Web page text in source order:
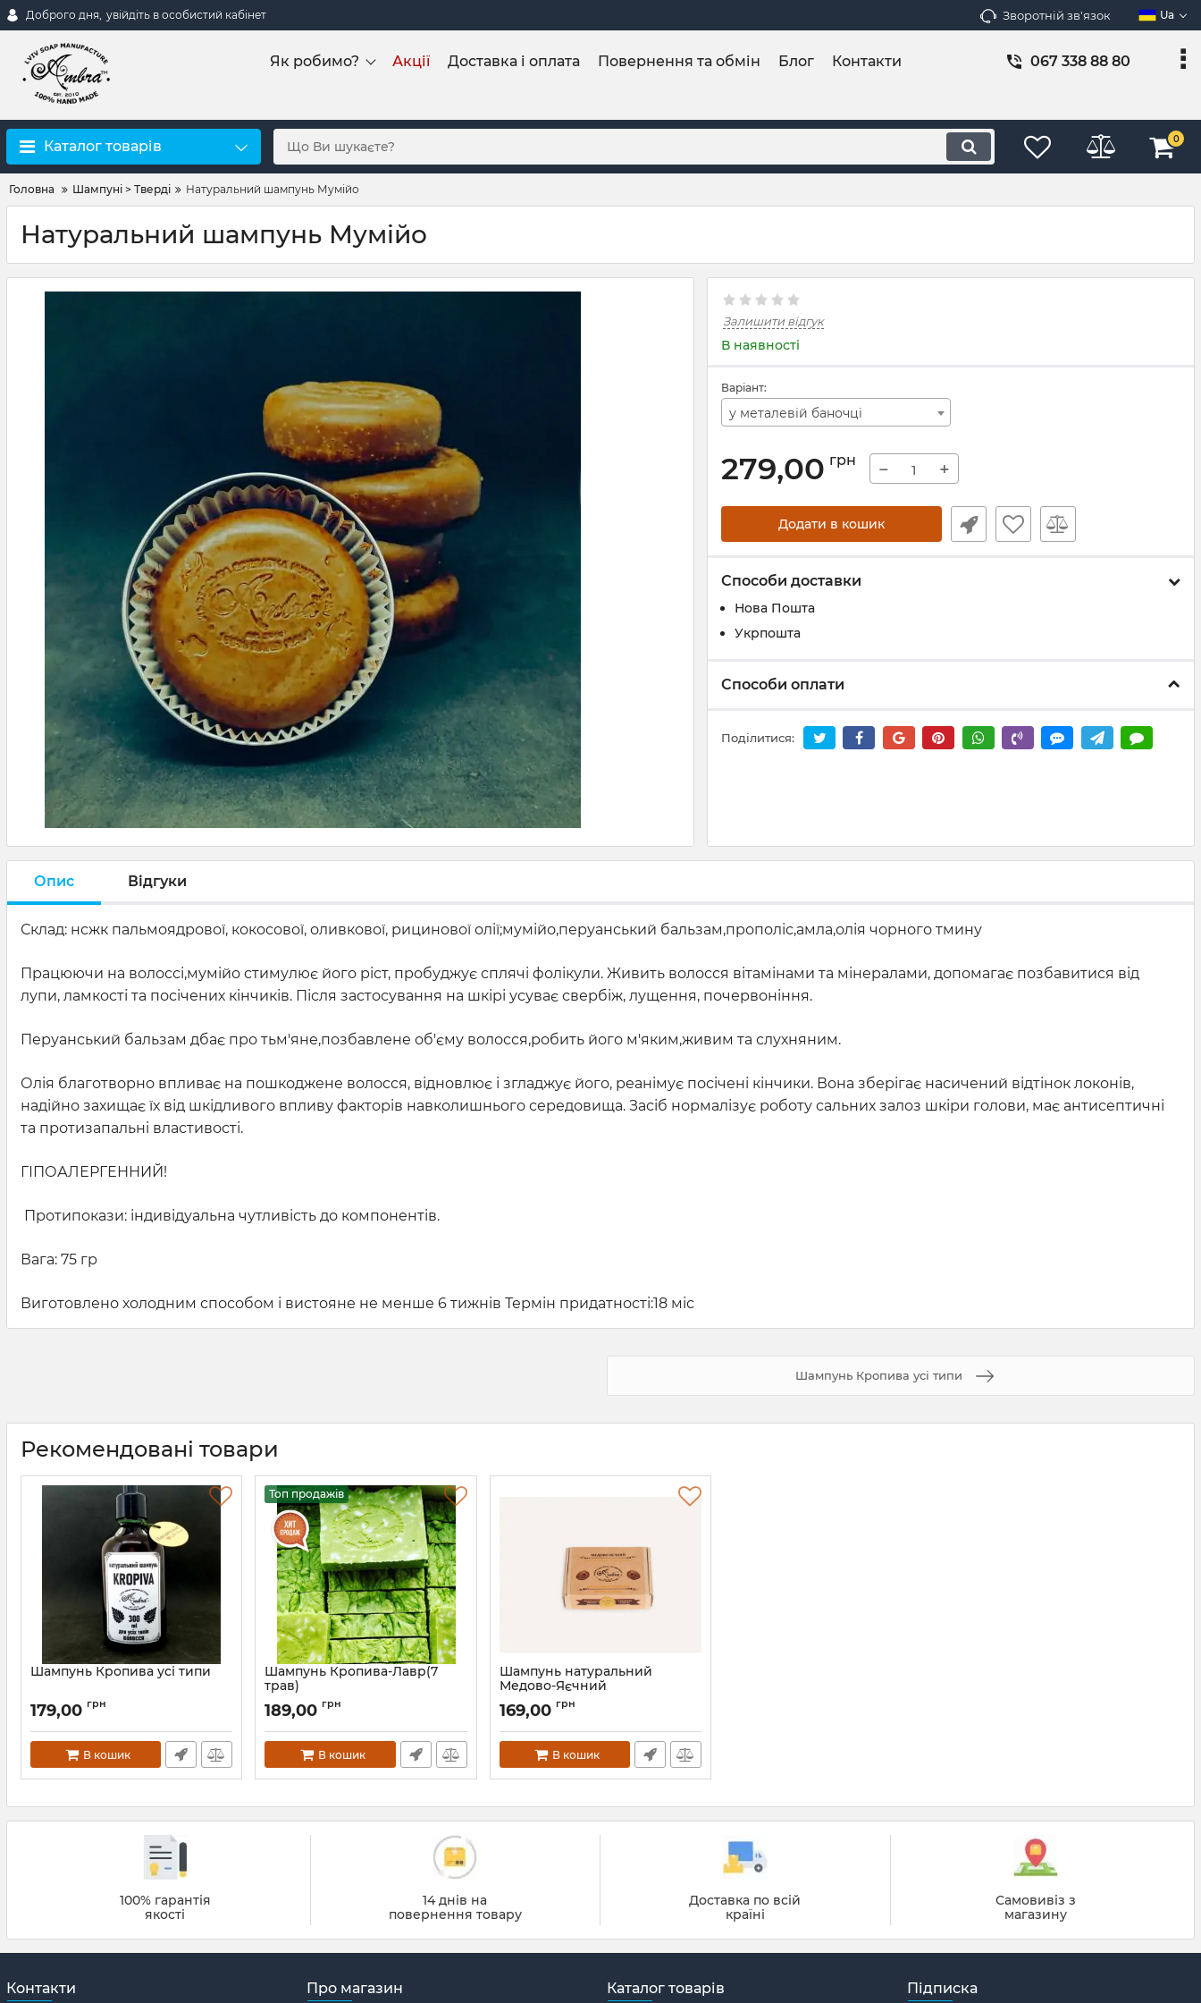
Доброго дня, увійдіть в особистий кабінет Зворотній зв'язок Ua
Як робимо? Акції Доставка і оплата Повернення та обмін Блог Контакти 067 338 88 80
Каталог товарів 0
Головна Шампуні > Тверді Натуральний шампунь Мумійо
Натуральний шампунь Мумійо
Залишити відгук
В наявності
Варіант:
у металевій баночці
279,00 грн − +
Додати в кошик
Способи доставки
Нова Пошта
Укрпошта
Способи оплати
Поділитися:
Опис Відгуки
Склад: нсжк пальмоядрової, кокосової, оливкової, рицинової олії;мумійо,перуанський бальзам,прополіс,амла,олія чорного тмину
Працюючи на волоссі,мумійо стимулює його ріст, пробуджує сплячі фолікули. Живить волосся вітамінами та мінералами, допомагає позбавитися від
лупи, ламкості та посічених кінчиків. Після застосування на шкірі усуває свербіж, лущення, почервоніння.
Перуанський бальзам дбає про тьм'яне,позбавлене об'єму волосся,робить його м'яким,живим та слухняним.
Олія благотворно впливає на пошкоджене волосся, відновлює і згладжує його, реанімує посічені кінчики. Вона зберігає насичений відтінок локонів,
надійно захищає їх від шкідливого впливу факторів навколишнього середовища. Засіб нормалізує роботу сальних залоз шкіри голови, має антисептичні
та протизапальні властивості.
ГІПОАЛЕРГЕННИЙ!
Протипокази: індивідуальна чутливість до компонентів.
Вага: 75 гр
Виготовлено холодним способом і вистояне не менше 6 тижнів Термін придатності:18 міс
Шампунь Кропива усі типи
Рекомендовані товари
Шампунь Кропива усі типи
179,00 грн
В кошик
Топ продажів
Шампунь Кропива-Лавр(7
трав)
189,00 грн
В кошик
Шампунь натуральний
Медово-Яєчний
169,00 грн
В кошик
100% гарантія
якості
14 днів на
повернення товару
Доставка по всій
країні
Самовивіз з
магазину
Контакти Про магазин Каталог товарів Підписка